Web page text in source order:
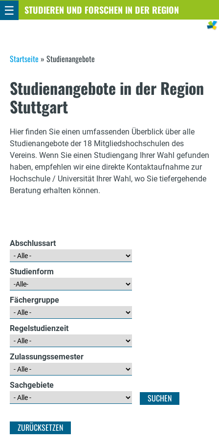
Direkt
zum
STUDIEREN UND FORSCHEN IN DER REGION
STUTTGART
☰
S
i
e
s
i
n
d
h
r
Startseite » Studienangebote
Studienangebote in der Region
Stuttgart
Hier finden Sie einen umfassenden Überblick über alle
Studienangebote der 18 Mitgliedshochschulen des
Vereins. Wenn Sie einen Studiengang Ihrer Wahl gefunden
haben, empfehlen wir eine direkte Kontaktaufnahme zur
Hochschule / Universität Ihrer Wahl, wo Sie tiefergehende
Beratung erhalten können.
Abschlussart
Studienform
Fächergruppe
Regelstudienzeit
Zulassungssemester
Sachgebiete